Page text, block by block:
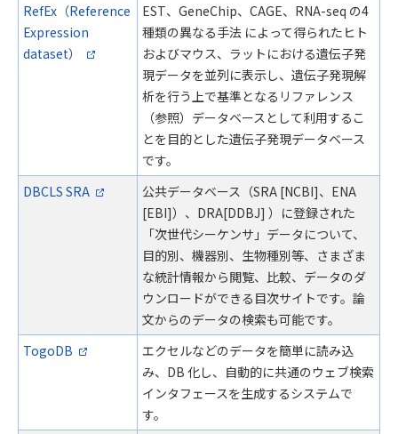
RefEx（Reference
Expression
dataset）
EST、GeneChip、CAGE、RNA-seq の4
種類の異なる手法 によって得られたヒト
およびマウス、ラットにおける遺伝子発
現データを並列に表示し、遺伝子発現解
析を行う上で基準となるリファレンス
（参照）データベースとして利用するこ
とを目的とした遺伝子発現データベース
です。
DBCLS SRA
公共データベース（SRA [NCBI]、ENA
[EBI]）、DRA[DDBJ] ）に登録された
「次世代シーケンサ」データについて、
目的別、機器別、生物種別等、さまざま
な統計情報から閲覧、比較、データのダ
ウンロードができる目次サイトです。論
文からのデータの検索も可能です。
TogoDB
エクセルなどのデータを簡単に読み込
み、DB 化し、自動的に共通のウェブ検索
インタフェースを生成するシステムで
す。